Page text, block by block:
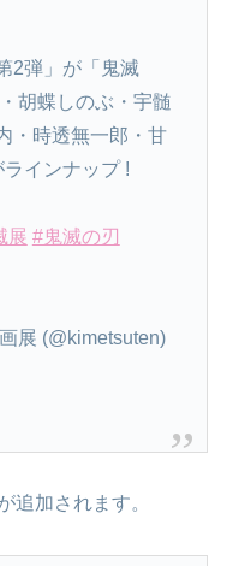
2弾」が「鬼滅
胡蝶しのぶ・宇髄
・時透無一郎・甘
インナップ !
展 #鬼滅の刃
展 (@kimetsuten)
追加されます。